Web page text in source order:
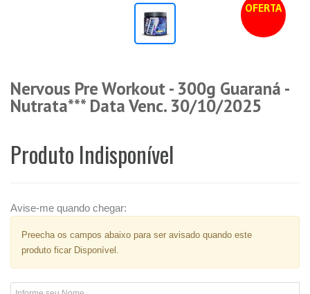
OFERTA
Nervous Pre Workout - 300g Guaraná -
Nutrata*** Data Venc. 30/10/2025
Produto Indisponível
Avise-me quando chegar:
Preecha os campos abaixo para ser avisado quando este
produto ficar Disponível.